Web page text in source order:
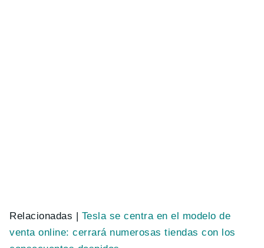
Relacionadas | Tesla se centra en el modelo de
venta online: cerrará numerosas tiendas con los